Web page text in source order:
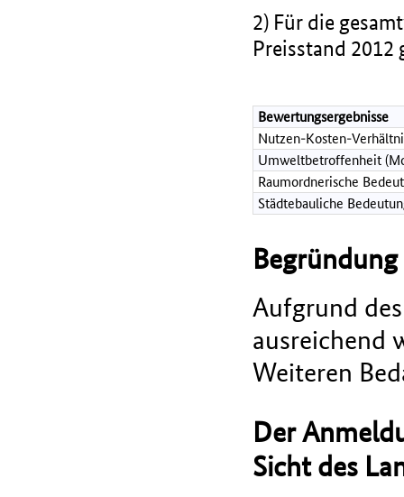
2) Für die
Preisstand 2012
Bewertungsergebnisse
Nutzen-Kosten-
Umweltbetroffenheit
Raumordnerische
Städtebauliche
Aufgrund
ausreichend
Weiteren
Der
Sicht des